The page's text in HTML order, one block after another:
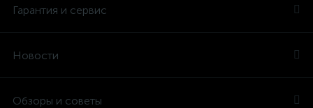
Гарантия и сервис
Новости
Обзоры и советы